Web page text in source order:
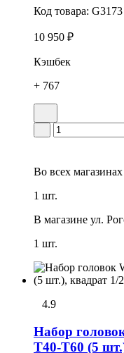
Код товара: G3173
10 950 ₽
Кэшбек
+ 767
Во всех магазинах
1 шт.
В магазине ул.
1 шт.
4.9
Набор
T40-T60 (5